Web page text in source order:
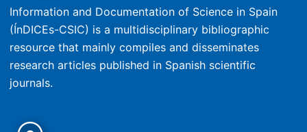
Information and Documentation of Science in Spain
(ÍnDICEs-CSIC) is a multidisciplinary bibliographic
resource that mainly compiles and disseminates
research articles published in Spanish scientific
journals.